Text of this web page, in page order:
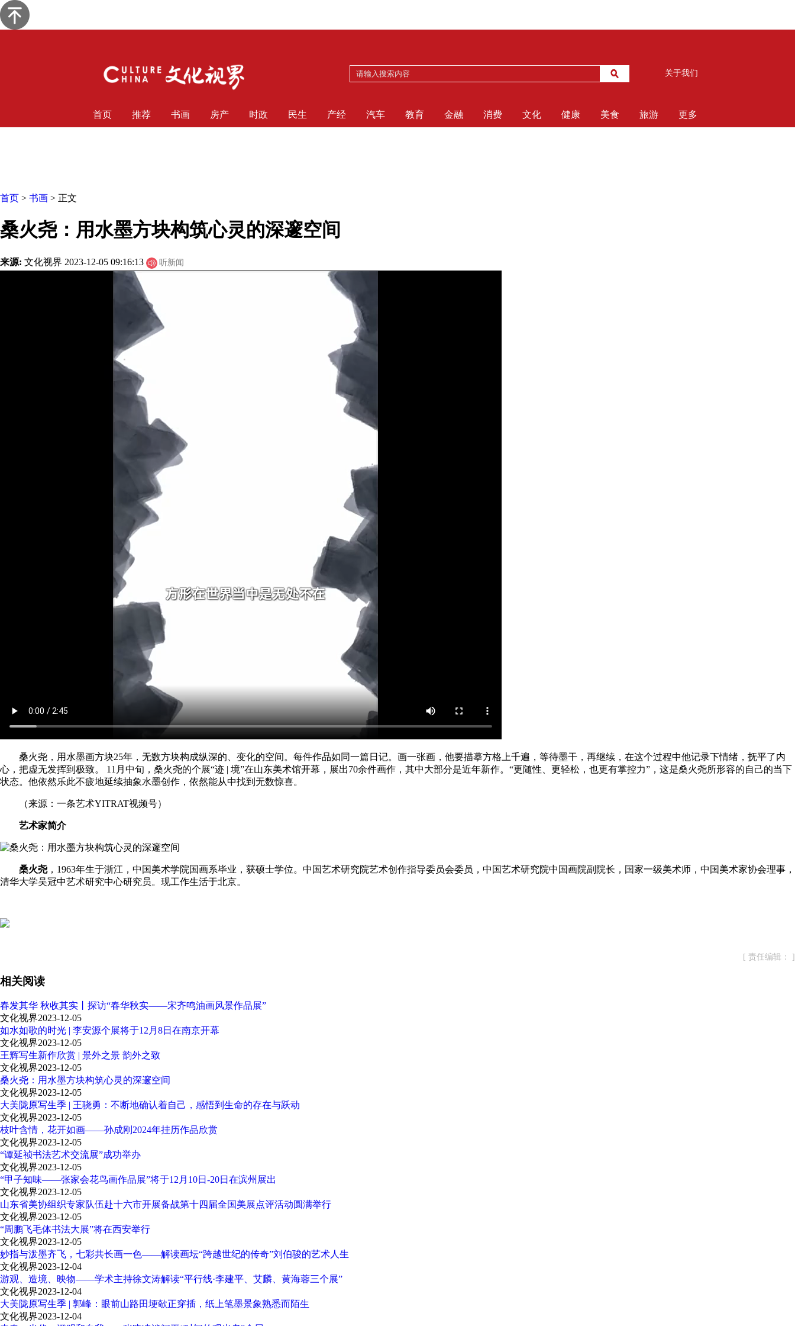
关于我们
首页 推荐 书画 房产 时政 民生 产经 汽车 教育 金融 消费 文化 健康 美食 旅游 更多
首页 > 书画 > 正文
桑火尧：用水墨方块构筑心灵的深邃空间
来源: 文化视界 2023-12-05 09:16:13 听新闻
桑火尧，用水墨画方块25年，无数方块构成纵深的、变化的空间。每件作品如同一篇日记。画一张画，他要描摹方格上千遍，等待墨干，再继续，在这个过程中他记录下情绪，抚平了内
心，把虚无发挥到极致。 11月中旬，桑火尧的个展“迹 | 境”在山东美术馆开幕，展出70余件画作，其中大部分是近年新作。“更随性、更轻松，也更有掌控力”，这是桑火尧所形容的自己的当下
状态。他依然乐此不疲地延续抽象水墨创作，依然能从中找到无数惊喜。
（来源：一条艺术YITRAT视频号）
艺术家简介
桑火尧，1963年生于浙江，中国美术学院国画系毕业，获硕士学位。中国艺术研究院艺术创作指导委员会委员，中国艺术研究院中国画院副院长，国家一级美术师，中国美术家协会理事，
清华大学吴冠中艺术研究中心研究员。现工作生活于北京。
[ 责任编辑： ]
相关阅读
春发其华 秋收其实丨探访“春华秋实——宋齐鸣油画风景作品展”
文化视界2023-12-05
如水如歌的时光 | 李安源个展将于12月8日在南京开幕
文化视界2023-12-05
王辉写生新作欣赏 | 景外之景 韵外之致
文化视界2023-12-05
桑火尧：用水墨方块构筑心灵的深邃空间
文化视界2023-12-05
大美陇原写生季 | 王骁勇：不断地确认着自己，感悟到生命的存在与跃动
文化视界2023-12-05
枝叶含情，花开如画——孙成刚2024年挂历作品欣赏
文化视界2023-12-05
“谭延祯书法艺术交流展”成功举办
文化视界2023-12-05
“甲子知味——张家会花鸟画作品展”将于12月10日-20日在滨州展出
文化视界2023-12-05
山东省美协组织专家队伍赴十六市开展备战第十四届全国美展点评活动圆满举行
文化视界2023-12-05
“周鹏飞毛体书法大展”将在西安举行
文化视界2023-12-05
妙指与泼墨齐飞，七彩共长画一色——解读画坛“跨越世纪的传奇”刘伯骏的艺术人生
文化视界2023-12-04
游观、造境、映物——学术主持徐文涛解读“平行线·李建平、艾麟、黄海蓉三个展”
文化视界2023-12-04
大美陇原写生季 | 郭峰：眼前山路田埂欹正穿插，纸上笔墨景象熟悉而陌生
文化视界2023-12-04